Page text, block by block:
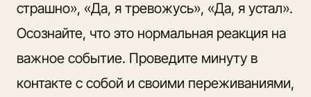
страшно», «Да, я тревожусь», «Да, я устал».
Осознайте, что это нормальная реакция на
важное событие. Проведите минуту в
контакте с собой и своими переживаниями,